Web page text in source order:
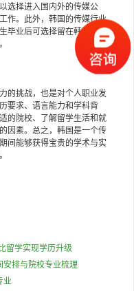
选择进入国内外的传媒公
作。此外，韩国的传媒行业
毕业后可选择留在韩国发
的挑战，也是对个人职业发
要求、语言能力和学科背
的院校、了解留学生活和就
因素。总之，韩国是一个传
间能够获得宝贵的学术与实
留学实现学历升级
安排与院校专业梳理
业